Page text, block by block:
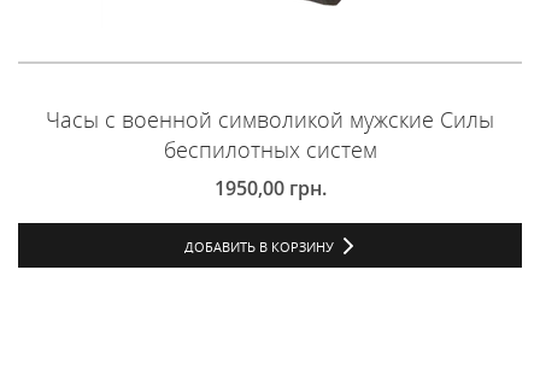
Часы с военной символикой мужские Силы
беспилотных систем
1950,00 грн.
ДОБАВИТЬ В КОРЗИНУ